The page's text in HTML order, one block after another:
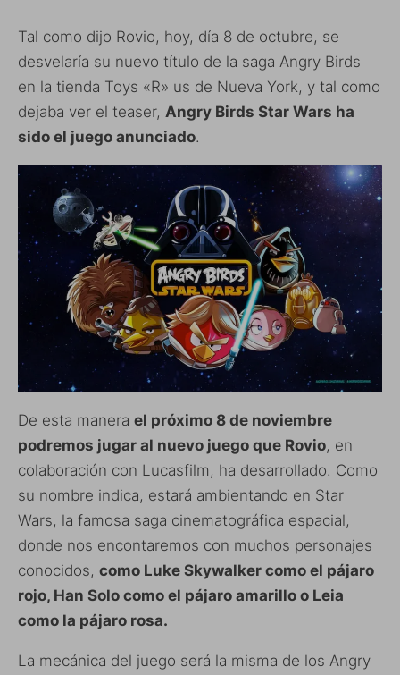
Tal como dijo Rovio, hoy, día 8 de octubre, se
desvelaría su nuevo título de la saga Angry Birds
en la tienda Toys «R» us de Nueva York, y tal como
dejaba ver el teaser, Angry Birds Star Wars ha
sido el juego anunciado.
De esta manera el próximo 8 de noviembre
podremos jugar al nuevo juego que Rovio, en
colaboración con Lucasfilm, ha desarrollado. Como
su nombre indica, estará ambientando en Star
Wars, la famosa saga cinematográfica espacial,
donde nos encontaremos con muchos personajes
conocidos, como Luke Skywalker como el pájaro
rojo, Han Solo como el pájaro amarillo o Leia
como la pájaro rosa.
La mecánica del juego será la misma de los Angry